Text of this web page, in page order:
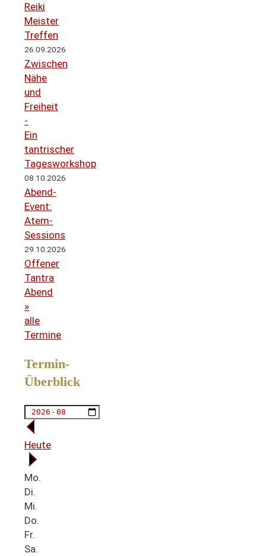
Reiki
Meister
Treffen
26.09.2026
Zwischen
Nähe
und
Freiheit
-
Ein
tantrischer
Tagesworkshop
08.10.2026
Abend-
Event:
Atem-
Sessions
29.10.2026
Offener
Tantra
Abend
»
alle
Termine
Termin-
Überblick
Heute
Mo.
Di.
Mi.
Do.
Fr.
Sa.